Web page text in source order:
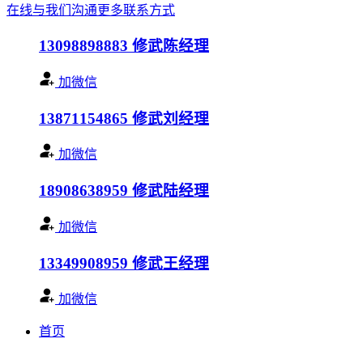
在线与我们沟通更多联系方式
13098898883 修武陈经理
加微信
13871154865 修武刘经理
加微信
18908638959 修武陆经理
加微信
13349908959 修武王经理
加微信
首页